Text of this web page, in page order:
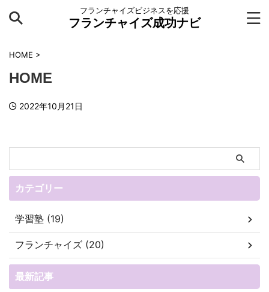
フランチャイズビジネスを応援
フランチャイズ成功ナビ
HOME >
HOME
2022年10月21日
カテゴリー
学習塾 (19)
フランチャイズ (20)
最新記事